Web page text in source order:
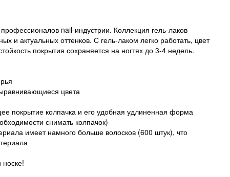
nail-индустрии. Коллекция гель-лаков
и актуальных оттенков. С гель-лаком легко работать, цвет
покрытия сохраняется на ногтях до 3-4 недель.
цвета
покрытие колпачка и его удобная удлиненная форма
снимать колпачок)
имеет намного больше волосков (600 штук), что